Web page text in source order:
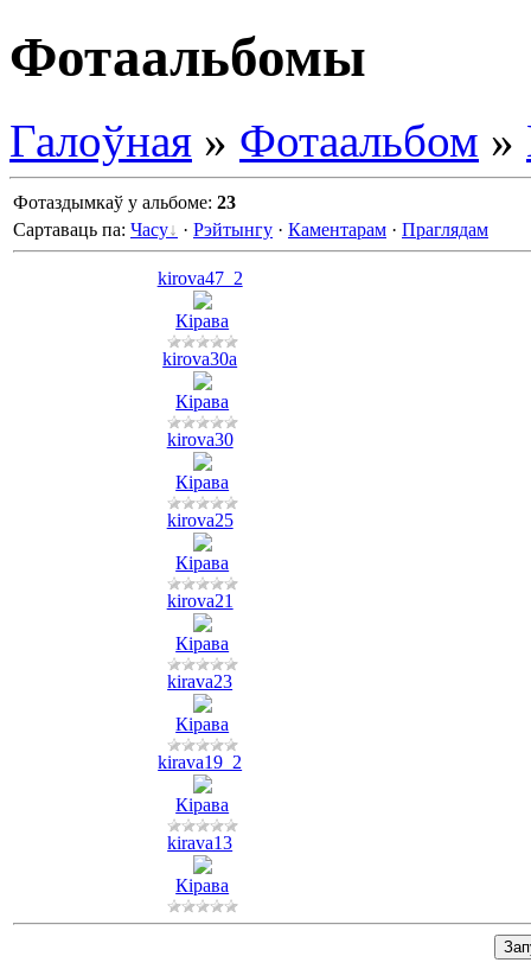
Фотаальбомы
Галоўная » Фотаальбом »
Фотаздымкаў у альбоме: 23
Сартаваць па: Часу · Рэйтынгу · Каментарам · Праглядам
kirova47_2
Кірава
kirova30a
Кірава
kirova30
Кірава
kirova25
Кірава
kirova21
Кірава
kirava23
Кірава
kirava19_2
Кірава
kirava13
Кірава